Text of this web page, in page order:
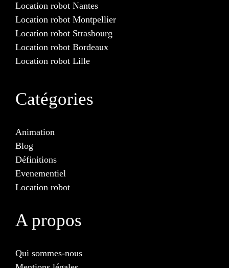
Location robot Nantes
Location robot Montpellier
Location robot Strasbourg
Location robot Bordeaux
Location robot Lille
Catégories
Animation
Blog
Définitions
Evenementiel
Location robot
A propos
Qui sommes-nous